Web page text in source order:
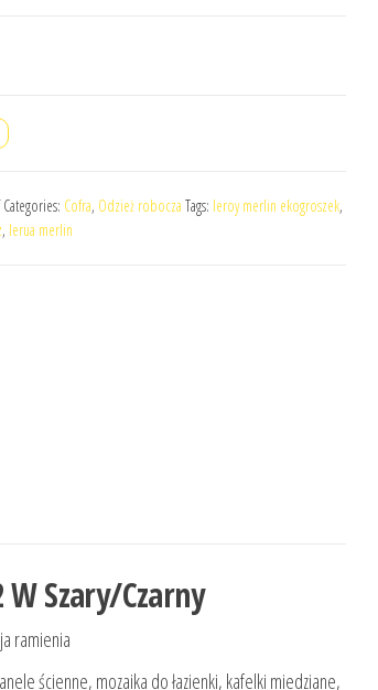
Categories: Cofra, Odzież robocza Tags: leroy merlin ekogroszek,
, lerua merlin
Szary/Czarny
ramienia
ścienne, mozaika do łazienki, kafelki miedziane,